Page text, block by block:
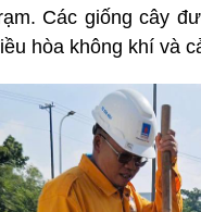
Các giống cây
hòa không khí và